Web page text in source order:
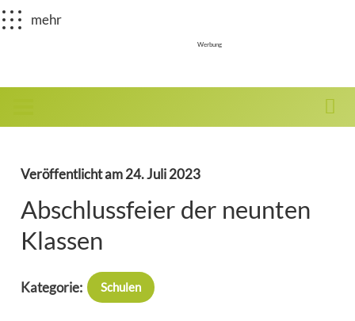
mehr
Werbung
Veröffentlicht am24. Juli 2023
Abschlussfeier der neunten
Klassen
Kategorie: Schulen